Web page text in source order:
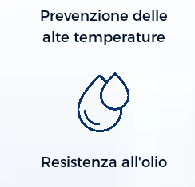
Prevenzione delle
alte temperature
Resistenza all'olio